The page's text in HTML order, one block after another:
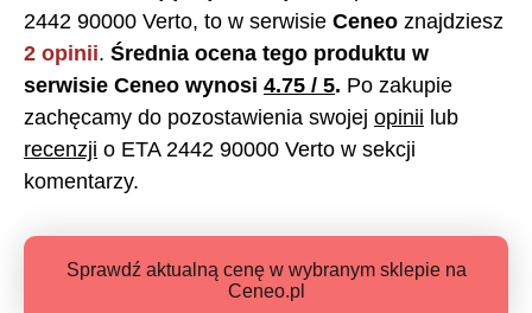
2442 90000 Verto, to w serwisie Ceneo znajdziesz
2 opinii. Średnia ocena tego produktu w
serwisie Ceneo wynosi 4.75 / 5. Po zakupie
zachęcamy do pozostawienia swojej opinii lub
recenzji o ETA 2442 90000 Verto w sekcji
komentarzy.
Sprawdź aktualną cenę w wybranym sklepie na
Ceneo.pl